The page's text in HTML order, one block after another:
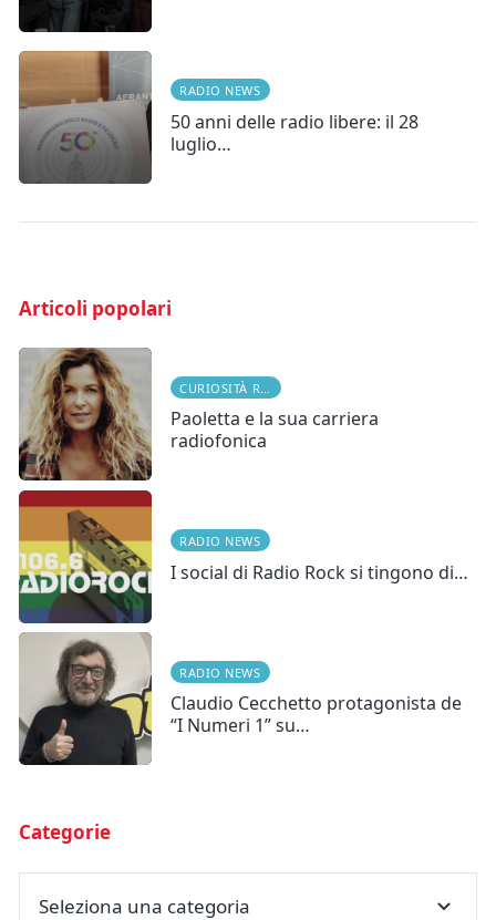
RADIO NEWS
50 anni delle radio libere: il 28
luglio…
Articoli popolari
Paoletta e la sua carriera
radiofonica
RADIO NEWS
I social di Radio Rock si tingono di…
RADIO NEWS
Claudio Cecchetto protagonista de
“I Numeri 1” su…
Categorie
Seleziona una categoria